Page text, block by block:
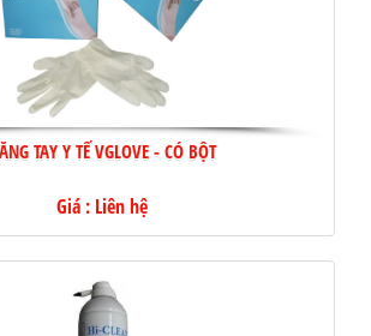
TAY Y TẾ VGLOVE - CÓ BỘT
Giá : Liên hệ